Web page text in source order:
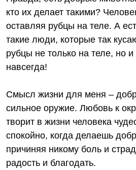
кто их делает такими?
оставляя рубцы на теле. А
такие люди, которые так
рубцы не только на теле, но
навсегда!
Смысл жизни для меня –
сильное оружие. Любовь к
творит в жизни человека
спокойно, когда делаешь
причиняя никому боль и
радость и благодать.